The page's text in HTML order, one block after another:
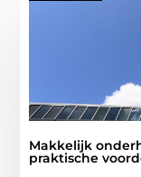
Makkelijk
praktische